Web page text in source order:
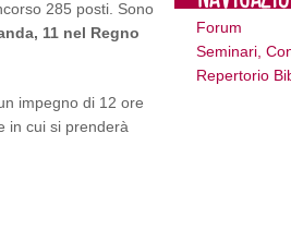
285 posti. Sono
11 nel Regno
impegno di 12 ore
in cui si prenderà
Forum
Seminari,
Repertorio